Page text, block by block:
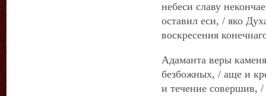
небеси славу
оставил еси, / яко
воскресения
Адаманта веры
безбожных, / аще и
и течение совершив, /